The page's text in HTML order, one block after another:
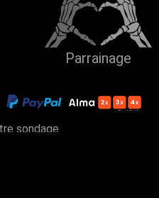
Parrainage
sondage